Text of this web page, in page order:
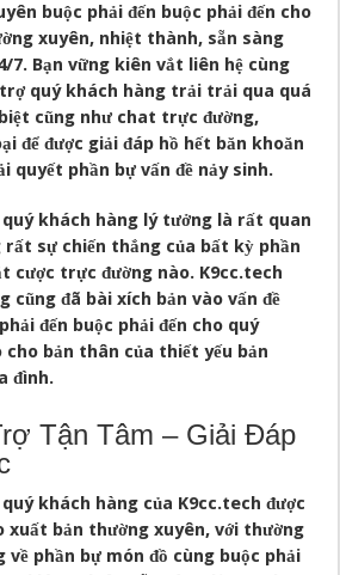
buộc phải đến buộc phải đến cho
xuyên, nhiệt thành, sẵn sàng
7. Bạn vững kiên vắt liên hệ cùng
quý khách hàng trải trải qua quá
cũng như chat trực đường,
để được giải đáp hồ hết băn khoăn
quyết phần bự vấn đề nảy sinh.
quý khách hàng lý tưởng là rất quan
sự chiến thắng của bất kỳ phần
cược trực đường nào. K9cc.tech
cũng đã bài xích bản vào vấn đề
đến buộc phải đến cho quý
cho bản thân của thiết yếu bản
đình.
Tận Tâm – Giải Đáp
khách hàng của K9cc.tech được
xuất bản thường xuyên, với thường
phần bự món đồ cùng buộc phải